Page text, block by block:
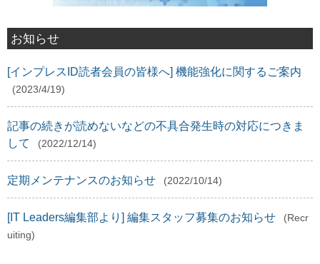
お知らせ
[インプレスID読者会員の皆様へ] 機能強化に関するご案内
(2023/4/19)
記事の続きが読めないなどの不具合発生時の対応につきま
して
(2022/12/14)
定期メンテナンスのお知らせ (2022/10/14)
[IT Leaders編集部より] 編集スタッフ募集のお知らせ
(Recr
uiting)